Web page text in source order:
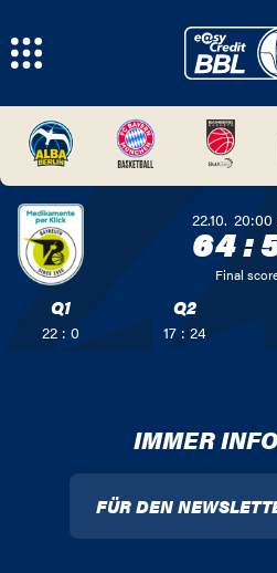
22.10. 20:00
64:
Final
Q1
22 : 0
Q2
17 : 24
IMMER
FÜR DEN